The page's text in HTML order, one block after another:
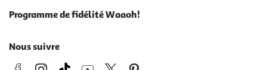
Programme de fidélité Waaoh!
Nous suivre